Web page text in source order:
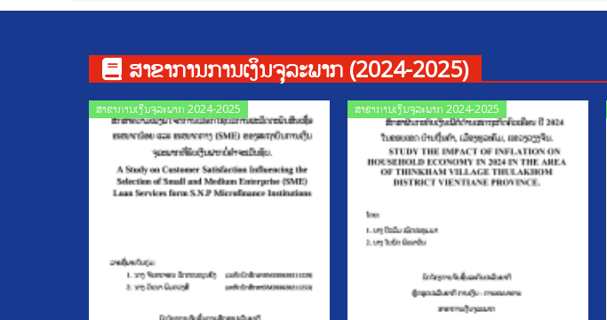
ສາຂາການການເງິນຈຸລະພາກ (2024-2025)
ສາຂາການເງິນຈຸລະພາກ 2024-2025
Posted
on
ສາຂາການເງິນຈຸລະພາກ 2024-2025
Posted
on